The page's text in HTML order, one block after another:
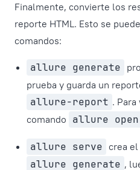
Finalmente, convierte los
reporte HTML. Esto se
comandos:
allure generate
prueba y guarda un
allure-report .
comando allure open
allure serve crea
allure generate ,